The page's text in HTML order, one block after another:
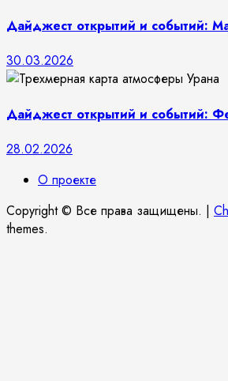
Дайджест открытий и событий:
30.03.2026
Дайджест открытий и событий:
28.02.2026
О проекте
Copyright © Все права защищены. |
themes.